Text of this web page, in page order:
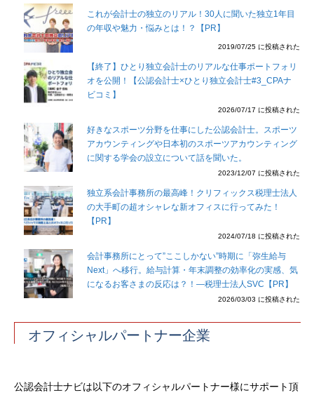
これが会計士の独立のリアル！30人に聞いた独立1年目
の年収や魅力・悩みとは！？【PR】
2019/07/25 に投稿された
【終了】ひとり独立会計士のリアルな仕事ポートフォリ
オを公開！【公認会計士×ひとり独立会計士#3_CPAナ
ビコミ】
2026/07/17 に投稿された
好きなスポーツ分野を仕事にした公認会計士。スポーツ
アカウンティングや日本初のスポーツアカウンティング
に関する学会の設立について話を聞いた。
2023/12/07 に投稿された
独立系会計事務所の最高峰！クリフィックス税理士法人
の大手町の超オシャレな新オフィスに行ってみた！
【PR】
2024/07/18 に投稿された
会計事務所にとって”ここしかない”時期に「弥生給与
Next」へ移行。給与計算・年末調整の効率化の実感、気
になるお客さまの反応は？！―税理士法人SVC【PR】
2026/03/03 に投稿された
オフィシャルパートナー企業
公認会計士ナビは以下のオフィシャルパートナー様にサポート頂